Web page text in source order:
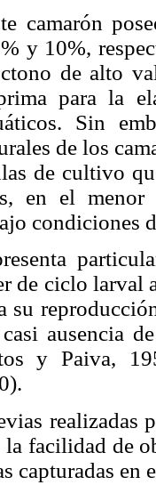
camarón
y 10%,
de alto
para la
Sin
de los
de cultivo
en el
condiciones
de ciclo larval
su
ausencia
y Paiva,
realizadas
la facilidad de
capturadas en